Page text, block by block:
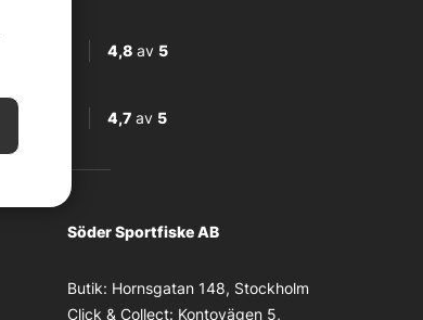
4,8av 5
4,7av 5
Söder Sportfiske AB
Butik: Hornsgatan 148, Stockholm
Click & Collect: Kontovägen 5,